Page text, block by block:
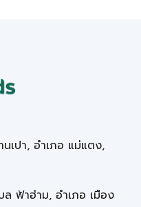
เปา, อำเภอ แม่แตง,
ล ฟ้าฮ่าม, อำเภอ เมือง